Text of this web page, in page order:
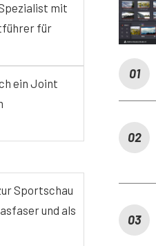
mit
für
ein Joint
Sportschau
und als